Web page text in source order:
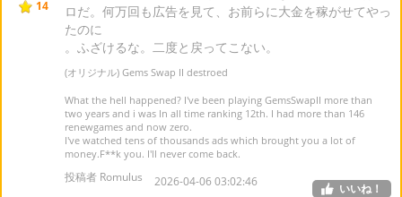
14
ロだ。何万回も広告を見て、お前らに大金を稼がせてやっ
たのに
。ふざけるな。二度と戻ってこない。
(オリジナル) Gems Swap II destroed
What the hell happened? I've been playing GemsSwapII more than
two years and i was In all time ranking 12th. I had more than 146
renewgames and now zero.
I've watched tens of thousands ads which brought you a lot of
money.F**k you. I'll never come back.
投稿者 Romulus 2026-04-06 03:02:46 いいね！